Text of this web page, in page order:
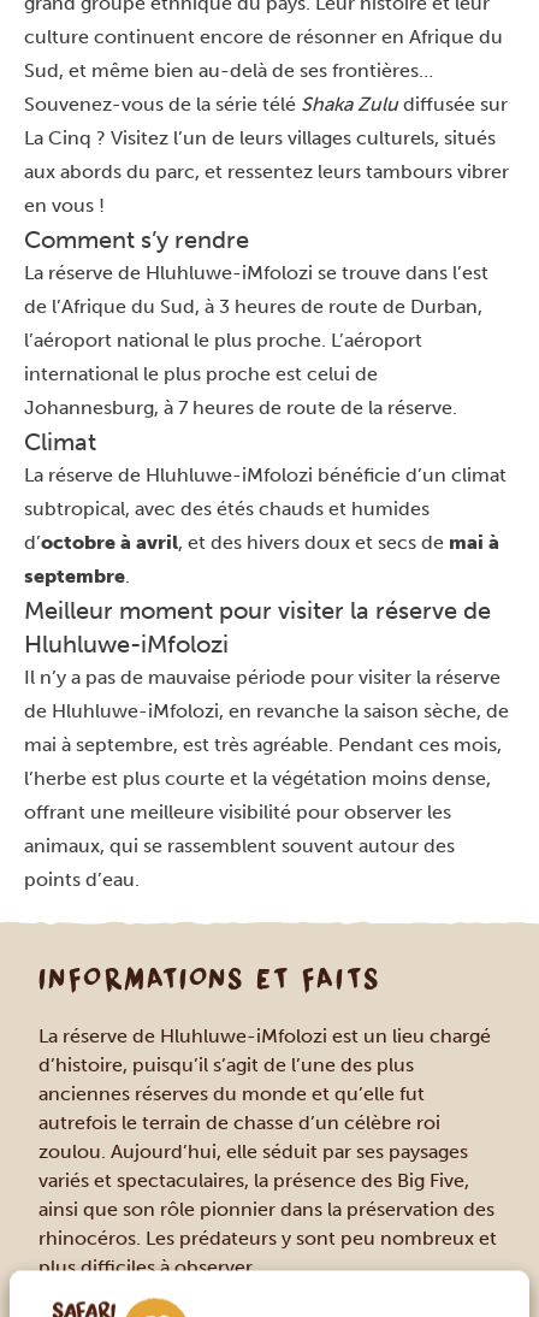
culture continuent encore de résonner en Afrique du
Sud, et même bien au-delà de ses frontières…
Souvenez-vous de la série télé Shaka Zuludiffusée sur
La Cinq ? Visitez l’un de leurs villages culturels, situés
aux abords du parc, et ressentez leurs tambours vibrer
en vous !
Comment s’y rendre
La réserve de Hluhluwe-iMfolozi se trouve dans l’est
de l’Afrique du Sud, à 3 heures de route de Durban,
l’aéroport national le plus proche. L’aéroport
international le plus proche est celui de
Johannesburg, à 7 heures de route de la réserve.
Climat
La réserve de Hluhluwe-iMfolozi bénéficie d’un climat
subtropical, avec des étés chauds et humides
d’octobre à avril, et des hivers doux et secs de mai à
septembre.
Meilleur moment pour visiter la réserve de
Hluhluwe-iMfolozi
Il n’y a pas de mauvaise période pour visiter la réserve
de Hluhluwe-iMfolozi, en revanche la saison sèche, de
mai à septembre, est très agréable. Pendant ces mois,
l’herbe est plus courte et la végétation moins dense,
offrant une meilleure visibilité pour observer les
animaux, qui se rassemblent souvent autour des
points d’eau.
INFORMATIONS ET FAITS
La réserve de Hluhluwe-iMfolozi est un lieu chargé
d’histoire, puisqu’il s’agit de l’une des plus
anciennes réserves du monde et qu’elle fut
autrefois le terrain de chasse d’un célèbre roi
zoulou. Aujourd’hui, elle séduit par ses paysages
variés et spectaculaires, la présence des Big Five,
ainsi que son rôle pionnier dans la préservation des
rhinocéros. Les prédateurs y sont peu nombreux et
plus difficiles à observer.
ANIMAUX LES PLUS COMMUNS